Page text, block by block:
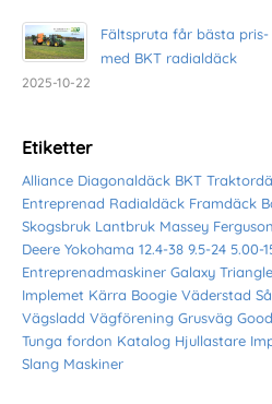
Fältspruta får bästa
med BKT radialdäck
2025-10-22
Etiketter
Alliance Diagonaldäck BKT
Entreprenad Radialdäck Framdäck
Skogsbruk Lantbruk Massey Ferguson
Deere Yokohama 12.4-38 9.5-24 5.00-
Entreprenadmaskiner Galaxy Triangle
Implemet Kärra Boogie Väderstad
Vägsladd Vägförening Grusväg
Tunga fordon Katalog Hjullastare
Slang Maskiner